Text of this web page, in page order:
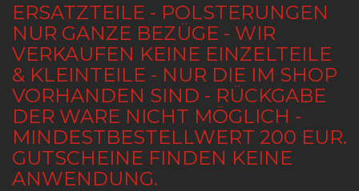
ERSATZTEILE - POLSTERUNGEN
NUR GANZE BEZÜGE - WIR
VERKAUFEN KEINE EINZELTEILE
& KLEINTEILE - NUR DIE IM SHOP
VORHANDEN SIND - RÜCKGABE
DER WARE NICHT MÖGLICH -
MINDESTBESTELLWERT 200 EUR.
GUTSCHEINE FINDEN KEINE
ANWENDUNG.